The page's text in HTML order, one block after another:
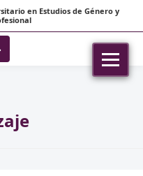
en Estudios de Género y